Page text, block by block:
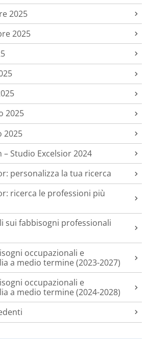
2025
2025
2025
2025
Studio Excelsior 2024
personalizza la tua ricerca
ricerca le professioni più
sui fabbisogni professionali
occupazionali e
a medio termine (2023-2027)
occupazionali e
a medio termine (2024-2028)